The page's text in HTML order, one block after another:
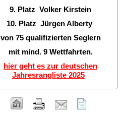
9. Platz Volker Kirstein
10. Platz Jürgen Alberty
von 75 qualifizierten Seglern
mit mind. 9 Wettfahrten.
hier geht es zur deutschen
Jahresrangliste 2025